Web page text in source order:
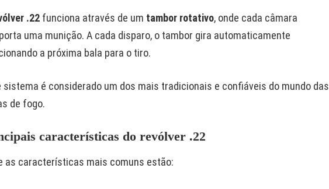
.22 funciona através de um tambor rotativo, onde cada câmara
uma munição. A cada disparo, o tambor gira automaticamente
a próxima bala para o tiro.
sistema é considerado um dos mais tradicionais e confiáveis do mundo das
de fogo.
características do revólver .22
as características mais comuns estão: